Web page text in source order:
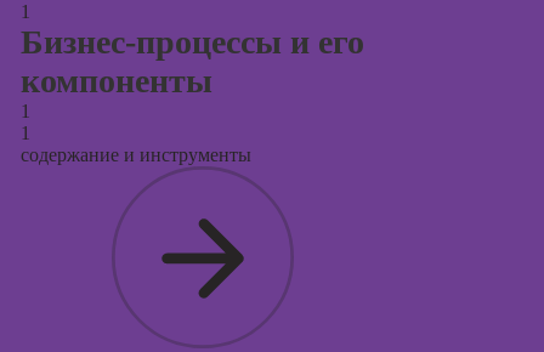
1
Бизнес-процессы и его
компоненты
1
1
содержание и инструменты